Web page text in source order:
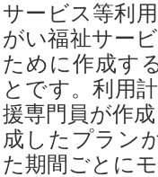
サービス等利
がい福祉サー
ために作成す
とです。利用
援専門員が作
成したプラン
た期間ごとに